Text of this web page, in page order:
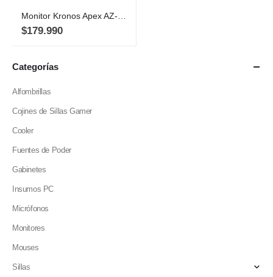
Monitor Kronos Apex AZ-270, 27″ QHD, 260Hz IPS, Free-sync G-sync
$179.990
Categorías
Alfombrillas
Cojines de Sillas Gamer
Cooler
Fuentes de Poder
Gabinetes
Insumos PC
Micrófonos
Monitores
Mouses
Sillas